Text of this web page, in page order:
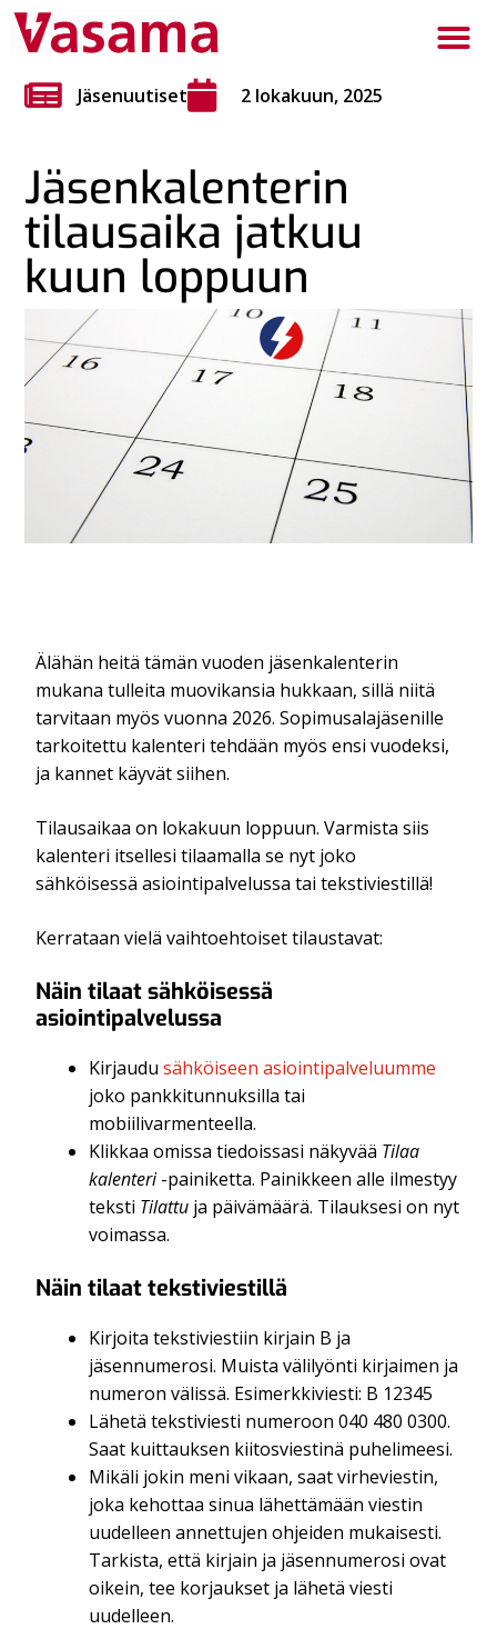
Jäsenuutiset 2 lokakuun, 2025
Jäsenkalenterin
tilausaika jatkuu
kuun loppuun
Älähän heitä tämän vuoden jäsenkalenterin
mukana tulleita muovikansia hukkaan, sillä niitä
tarvitaan myös vuonna 2026. Sopimusalajäsenille
tarkoitettu kalenteri tehdään myös ensi vuodeksi,
ja kannet käyvät siihen.
Tilausaikaa on lokakuun loppuun. Varmista siis
kalenteri itsellesi tilaamalla se nyt joko
sähköisessä asiointipalvelussa tai tekstiviestillä!
Kerrataan vielä vaihtoehtoiset tilaustavat:
Näin tilaat sähköisessä
asiointipalvelussa
Kirjaudusähköiseen asiointipalveluumme
joko pankkitunnuksilla tai
mobiilivarmenteella.
Klikkaa omissa tiedoissasi näkyvää Tilaa
kalenteri-painiketta. Painikkeen alle ilmestyy
teksti Tilattu ja päivämäärä. Tilauksesi on nyt
voimassa.
Näin tilaat tekstiviestillä
Kirjoita tekstiviestiin kirjain B ja
jäsennumerosi. Muista välilyönti kirjaimen ja
numeron välissä. Esimerkkiviesti: B 12345
Lähetä tekstiviesti numeroon 040 480 0300.
Saat kuittauksen kiitosviestinä puhelimeesi.
Mikäli jokin meni vikaan, saat virheviestin,
joka kehottaa sinua lähettämään viestin
uudelleen annettujen ohjeiden mukaisesti.
Tarkista, että kirjain ja jäsennumerosi ovat
oikein, tee korjaukset ja lähetä viesti
uudelleen.